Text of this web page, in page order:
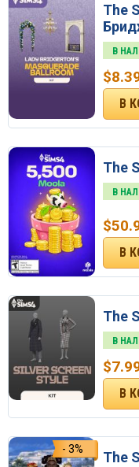
The
В
$
The
В
$
The
В
$
- 3% The